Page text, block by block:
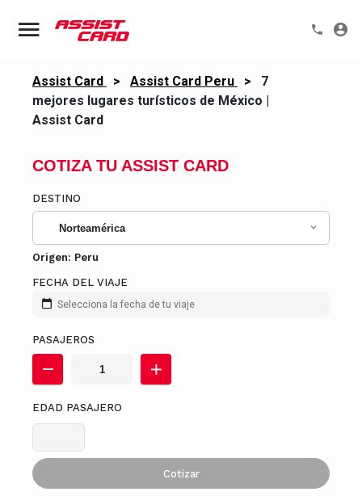
Assist Card > Assist Card Peru >
7
mejores lugares turísticos de México |
Assist Card
COTIZA TU ASSIST CARD
DESTINO
Norteamérica
Origen: Peru
FECHA DEL VIAJE
Selecciona la fecha de tu viaje
PASAJEROS
EDAD PASAJERO
Cotizar